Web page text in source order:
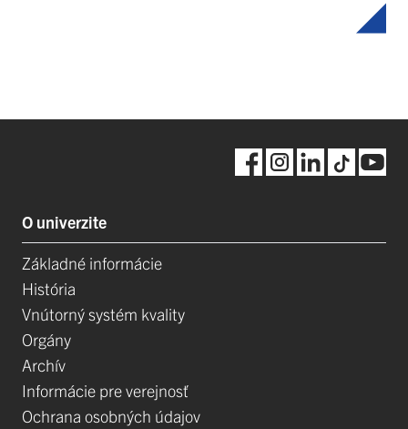
O univerzite
Základné informácie
História
Vnútorný systém kvality
Orgány
Archív
Informácie pre verejnosť
Ochrana osobných údajov